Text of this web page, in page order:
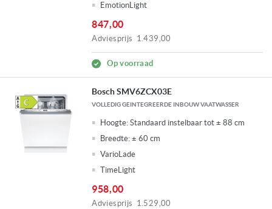
EmotionLight
847,00
Adviesprijs 1.439,00
Op voorraad
Bosch SMV6ZCX03E
VOLLEDIG GEINTEGREERDE INBOUW VAATWASSER
Hoogte: Standaard instelbaar tot ± 88 cm
Breedte: ± 60 cm
VarioLade
TimeLight
958,00
Adviesprijs 1.529,00